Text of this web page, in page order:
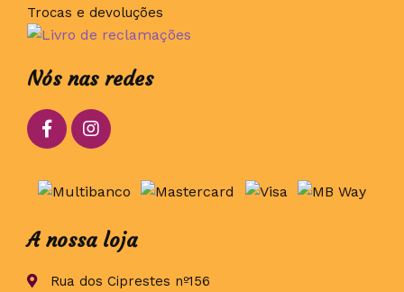
Trocas e devoluções
Nós nas redes
A nossa loja
Rua dos Ciprestes nº156